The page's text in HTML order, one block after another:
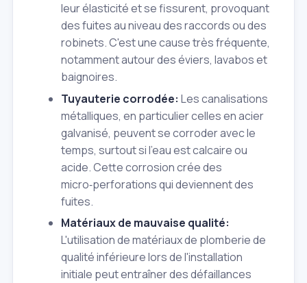
leur élasticité et se fissurent, provoquant
des fuites au niveau des raccords ou des
robinets. C'est une cause très fréquente,
notamment autour des éviers, lavabos et
baignoires.
Tuyauterie corrodée: Les canalisations
métalliques, en particulier celles en acier
galvanisé, peuvent se corroder avec le
temps, surtout si l'eau est calcaire ou
acide. Cette corrosion crée des
micro‑perforations qui deviennent des
fuites.
Matériaux de mauvaise qualité:
L'utilisation de matériaux de plomberie de
qualité inférieure lors de l'installation
initiale peut entraîner des défaillances